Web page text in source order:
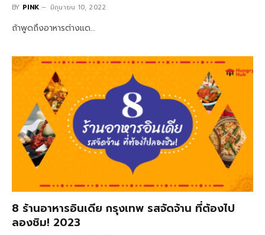
BY PINK มิถุนายน 10, 2022
ถ้าพูดถึงอาหารต่างแด…
8 ร้านอาหารอินเดีย กรุงเทพ รสจัดจ้าน ที่ต้องไป
ลองชิม! 2023